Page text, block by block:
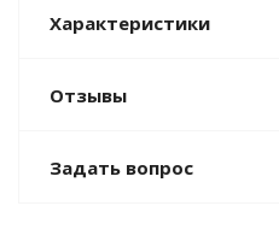
Характеристики
Отзывы
Задать вопрос